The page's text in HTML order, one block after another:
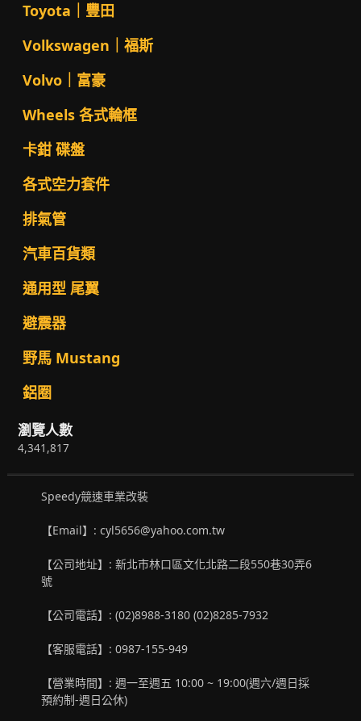
Toyota｜豐田
Volkswagen｜福斯
Volvo｜富豪
Wheels 各式輪框
卡鉗 碟盤
各式空力套件
排氣管
汽車百貨類
通用型 尾翼
避震器
野馬 Mustang
鋁圈
瀏覽人數
4,341,817
Speedy競速車業改裝
【Email】: cyl5656@yahoo.com.tw
【公司地址】: 新北市林口區文化北路二段550巷30弄6
號
【公司電話】: (02)8988-3180 (02)8285-7932
【客服電話】: 0987-155-949
【營業時間】: 週一至週五 10:00 ~ 19:00(週六/週日採
預約制-週日公休)